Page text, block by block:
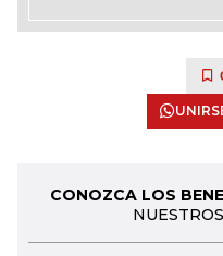
CONOZCA LOS